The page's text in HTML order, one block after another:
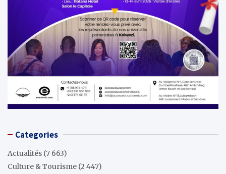
Categories
Actualités (7 663)
Culture & Tourisme (2 447)